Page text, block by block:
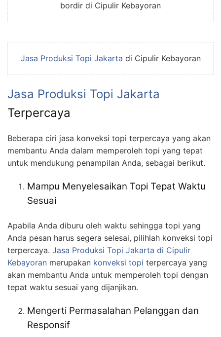
bordir di Cipulir Kebayoran
Jasa Produksi Topi Jakarta di Cipulir Kebayoran
Jasa Produksi Topi Jakarta
Terpercaya
Beberapa ciri jasa konveksi topi terpercaya yang akan
membantu Anda dalam memperoleh topi yang tepat
untuk mendukung penampilan Anda, sebagai berikut.
Mampu Menyelesaikan Topi Tepat Waktu
Sesuai
Apabila Anda diburu oleh waktu sehingga topi yang
Anda pesan harus segera selesai, pilihlah konveksi topi
terpercaya. Jasa Produksi Topi Jakarta di Cipulir
Kebayoran merupakan konveksi topi terpercaya yang
akan membantu Anda untuk memperoleh topi dengan
tepat waktu sesuai yang dijanjikan.
Mengerti Permasalahan Pelanggan dan
Responsif